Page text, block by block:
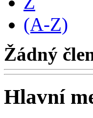
(A-Z)
Žádný
Hlavní